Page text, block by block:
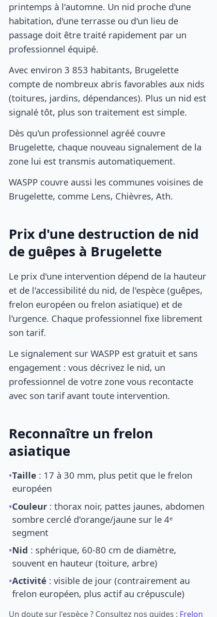
printemps à l'automne. Un nid proche d'une
habitation, d'une terrasse ou d'un lieu de
passage doit être traité rapidement par un
professionnel équipé.
Avec environ 3 853 habitants, Brugelette
compte de nombreux abris favorables aux nids
(toitures, jardins, dépendances). Plus un nid est
signalé tôt, plus son traitement est simple.
Dès qu'un professionnel agréé couvre
Brugelette, chaque nouveau signalement de la
zone lui est transmis automatiquement.
WASPP couvre aussi les communes voisines de
Brugelette, comme Lens, Chièvres, Ath.
Prix d'une destruction de nid
de guêpes à Brugelette
Le prix d'une intervention dépend de la hauteur
et de l'accessibilité du nid, de l'espèce (guêpes,
frelon européen ou frelon asiatique) et de
l'urgence. Chaque professionnel fixe librement
son tarif.
Le signalement sur WASPP est gratuit et sans
engagement : vous décrivez le nid, un
professionnel de votre zone vous recontacte
avec son tarif avant toute intervention.
Reconnaître un frelon
asiatique
•Taille : 17 à 30 mm, plus petit que le frelon
européen
•Couleur : thorax noir, pattes jaunes, abdomen
sombre cerclé d'orange/jaune sur le 4ᵉ
segment
•Nid : sphérique, 60-80 cm de diamètre,
souvent en hauteur (toiture, arbre)
•Activité : visible de jour (contrairement au
frelon européen, plus actif au crépuscule)
Un doute sur l'espèce ? Consultez nos guides : Frelon